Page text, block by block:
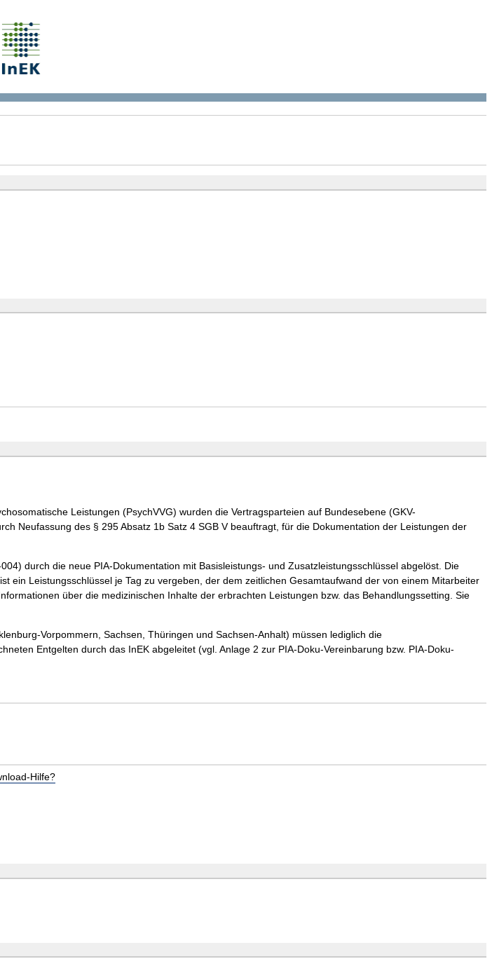
Leistungen (PsychVVG) wurden die Vertragsparteien auf Bundesebene (GKV-
Neufassung des § 295 Absatz 1b Satz 4 SGB V beauftragt, für die Dokumentation der Leistungen der
durch die neue PIA-Dokumentation mit Basisleistungs- und Zusatzleistungsschlüssel abgelöst. Die
ein Leistungsschlüssel je Tag zu vergeben, der dem zeitlichen Gesamtaufwand der von einem Mitarbeiter
über die medizinischen Inhalte der erbrachten Leistungen bzw. das Behandlungssetting. Sie
Vorpommern, Sachsen, Thüringen und Sachsen-Anhalt) müssen lediglich die
Entgelten durch das InEK abgeleitet (vgl. Anlage 2 zur PIA-Doku-Vereinbarung bzw. PIA-Doku-
Hilfe?